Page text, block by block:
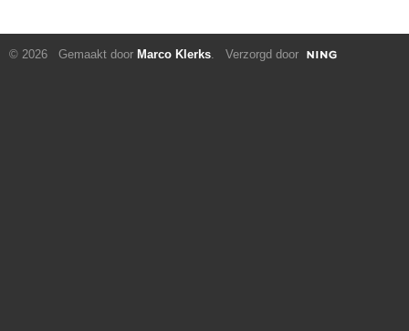
© 2026 Gemaakt door Marco Klerks . Verzorgd door